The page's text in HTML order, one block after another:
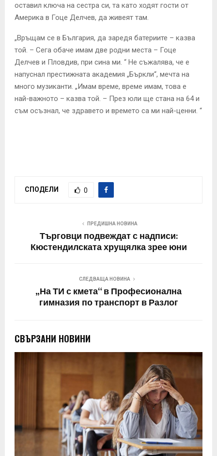
оставил ключа на сестра си, та като ходят гости от
Америка в Гоце Делчев, да живеят там.
„Връщам се в България, да заредя батериите – казва
той. – Сега обаче имам две родни места – Гоце
Делчев и Пловдив, при сина ми. “ Не съжалява, че е
напуснал престижната академия „Бъркли“, мечта на
много музиканти. „Имам време, време имам, това е
най-важното – казва той. – През юли ще стана на 64 и
съм осъзнал, че здравето и времето са ми най-ценни. “
СПОДЕЛИ 0
ПРЕДИШНА НОВИНА
Търговци подвеждат с надписи:
Кюстендилската хрущялка зрее юни
СЛЕДВАЩА НОВИНА
„На ТИ с кмета“ в Професионална
гимназия по транспорт в Разлог
СВЪРЗАНИ НОВИНИ